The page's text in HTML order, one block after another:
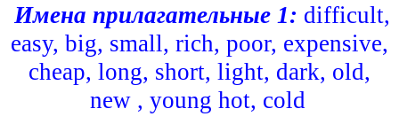
Имена прилагательные 1: difficult,
easy, big, small, rich, poor, expensive,
cheap, long, short, light, dark, old,
new , young hot, cold